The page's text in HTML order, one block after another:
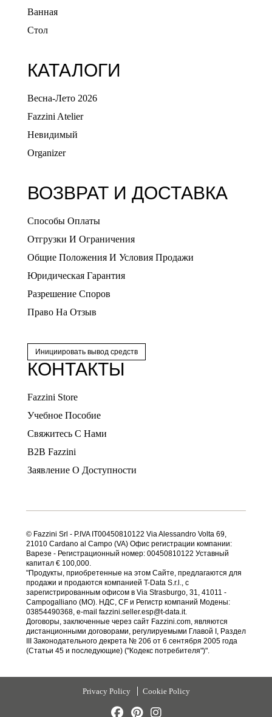
Ванная
Стол
КАТАЛОГИ
Весна-Лето 2026
Fazzini Atelier
Невидимый
Organizer
ВОЗВРАТ И ДОСТАВКА
Способы Оплаты
Отгрузки И Ограничения
Общие Положения И Условия Продажи
Юридическая Гарантия
Разрешение Споров
Право На Отзыв
Инициировать вывод средств
КОНТАКТЫ
Fazzini Store
Учебное Пособие
Свяжитесь С Нами
B2B Fazzini
Заявление О Доступности
© Fazzini Srl - P.IVA IT00450810122 Via Alessandro Volta 69,
21010 Cardano al Campo (VA) Офис регистрации компании:
Варезе - Регистрационный номер: 00450810122 Уставный
капитал € 100,000.
"Продукты, приобретенные на этом Сайте, предлагаются для
продажи и продаются компанией T-Data S.r.l., с
зарегистрированным офисом в Via Strasburgo, 31, 41011 -
Campogalliano (MO). НДС, CF и Регистр компаний Модены:
03854490368, e-mail fazzini.seller.esp@t-data.it.
Договоры, заключенные через сайт Fazzini.com, являются
дистанционными договорами, регулируемыми Главой I, Раздел
III Законодательного декрета № 206 от 6 сентября 2005 года
(Статьи 45 и последующие) ("Кодекс потребителя")".
Privacy Policy Cookie Policy